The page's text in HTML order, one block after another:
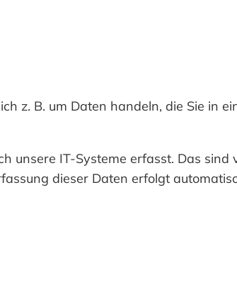
z. B. um Daten handeln, die Sie in
unsere IT-Systeme erfasst. Das sind
dieser Daten erfolgt